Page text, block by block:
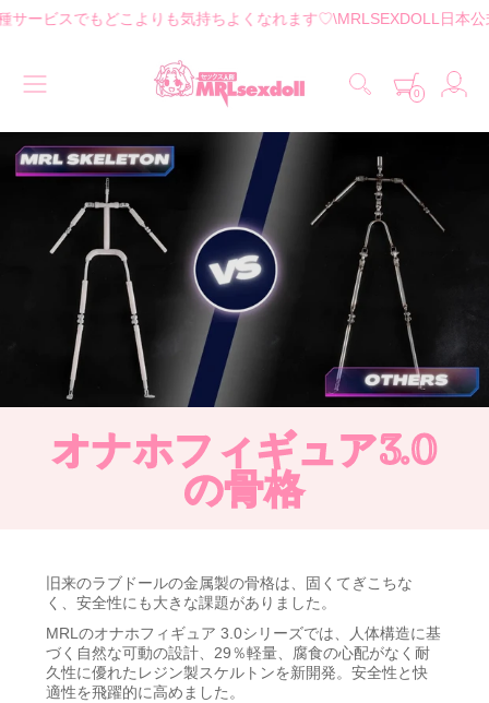
りも気持ちよくなれます♡\MRLSEXDOLL日本公式ストアはここだ
0
オナホフィギュア3.0
の骨格
旧来のラブドールの金属製の骨格は、固くてぎこちな
く、安全性にも大きな課題がありました。
MRLのオナホフィギュア 3.0シリーズでは、人体構造に基
づく自然な可動の設計、29％軽量、腐食の心配がなく耐
久性に優れたレジン製スケルトンを新開発。安全性と快
適性を飛躍的に高めました。